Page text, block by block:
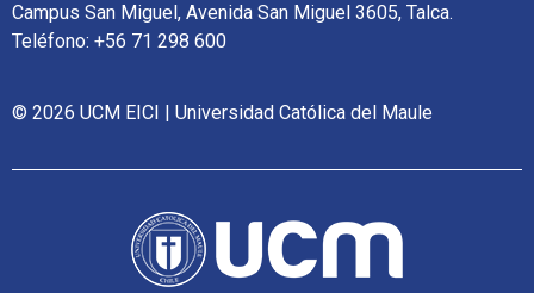
Campus San Miguel, Avenida San Miguel 3605, Talca.
Teléfono: +56 71 298 600
© 2026 UCM EICI | Universidad Católica del Maule